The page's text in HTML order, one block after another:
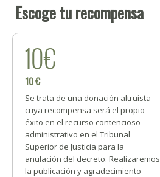
Escoge tu recompensa
10€
10 €
Se trata de una donación altruista
cuya recompensa será el propio
éxito en el recurso contencioso-
administrativo en el Tribunal
Superior de Justicia para la
anulación del decreto. Realizaremos
la publicación y agradecimiento